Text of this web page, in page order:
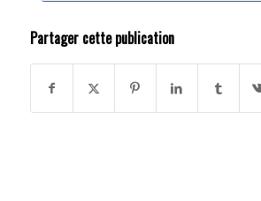
Partager cette publication